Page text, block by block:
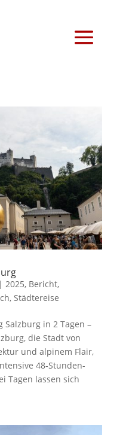
2025, Bericht,
, Städtereise
Salzburg in 2 Tagen –
die Stadt von
und alpinem Flair,
48‑Stunden-
Tagen lassen sich